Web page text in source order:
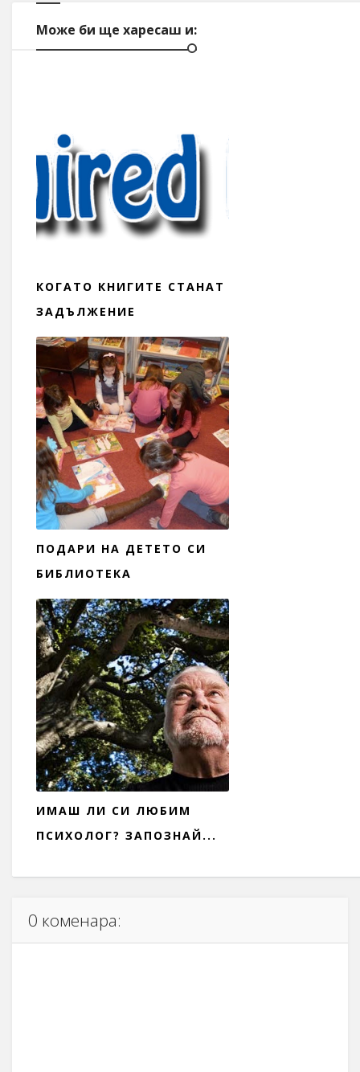
Може би ще харесаш и:
КОГАТО КНИГИТЕ СТАНАТ
ЗАДЪЛЖЕНИЕ
ПОДАРИ НА ДЕТЕТО СИ
БИБЛИОТЕКА
ИМАШ ЛИ СИ ЛЮБИМ
ПСИХОЛОГ? ЗАПОЗНАЙ...
0 коменара: